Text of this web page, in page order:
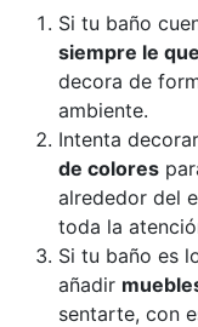
Si tu baño
siempre le
decora de
ambiente.
Intenta
de colores
alrededor del
toda la
Si tu baño es
añadir
sentarte, con